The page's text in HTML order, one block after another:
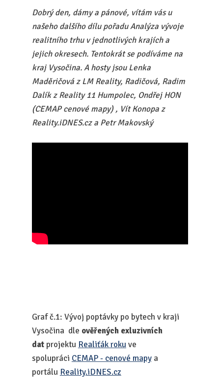
Dobrý den, dámy a pánové, vítám vás u
našeho dalšího dílu pořadu Analýza vývoje
realitního trhu v jednotlivých krajích a
jejich okresech. Tentokrát se podíváme na
kraj Vysočina. A hosty jsou Lenka
Maděričová z LM Reality, Radičová, Radim
Dalík z Reality 11 Humpolec, Ondřej HON
(CEMAP cenové mapy) , Vít Konopa z
Reality.iDNES.cz a Petr Makovský
Graf č.1: Vývoj poptávky po bytech v kraji
Vysočina dle ověřených exluzivních
dat projektu Realiťák rokuve
spolupráci CEMAP - cenové mapya
portálu Reality.iDNES.cz